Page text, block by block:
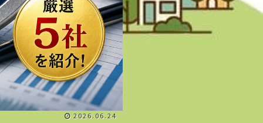
2026.06.24